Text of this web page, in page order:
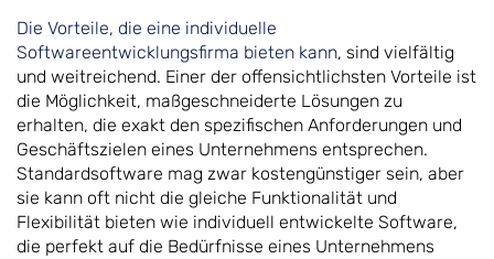
Die Vorteile, die eine individuelle
Softwareentwicklungsfirma bieten kann, sind vielfältig
und weitreichend. Einer der offensichtlichsten Vorteile ist
die Möglichkeit, maßgeschneiderte Lösungen zu
erhalten, die exakt den spezifischen Anforderungen und
Geschäftszielen eines Unternehmens entsprechen.
Standardsoftware mag zwar kostengünstiger sein, aber
sie kann oft nicht die gleiche Funktionalität und
Flexibilität bieten wie individuell entwickelte Software,
die perfekt auf die Bedürfnisse eines Unternehmens